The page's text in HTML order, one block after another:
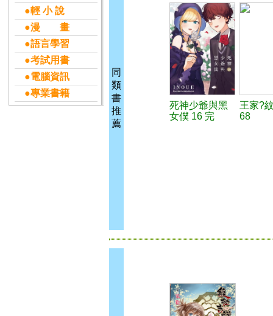
●輕 小 說
●漫 畫
●語言學習
●考試用書
●電腦資訊
●專業書籍
同
類
書
推
薦
死神少爺與黑
女僕 16 完
王家?
68